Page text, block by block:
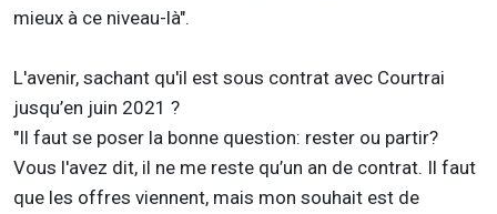
mieux à ce niveau-là".
L'avenir, sachant qu'il est sous contrat avec Courtrai
jusqu’en juin 2021 ?
"Il faut se poser la bonne question: rester ou partir?
Vous l'avez dit, il ne me reste qu’un an de contrat. Il faut
que les offres viennent, mais mon souhait est de